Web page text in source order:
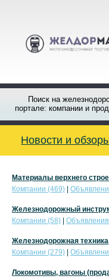
Поиск на
портале: компании и
Новости и
Материалы верхнего
Компании (469)
Железнодорожный
Компании (58)
Железнодорожная
Компании (279)
Локомотивы, вагоны